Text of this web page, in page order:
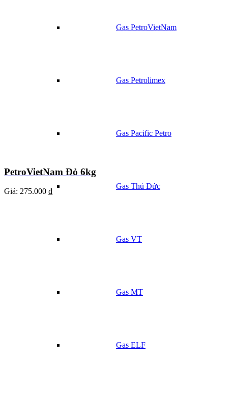
Gas PetroVietNam
Gas Petrolimex
Gas Pacific Petro
Gas Thủ Đức
Gas VT
Gas MT
Gas ELF
PetroVietNam Đỏ 6kg
Giá: 275.000 ₫